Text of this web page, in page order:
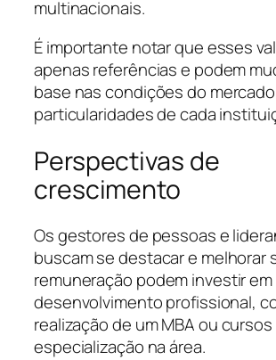
multinacionais.
É importante notar que esses
apenas referências e podem
base nas condições do
particularidades de cada
Perspectivas de
crescimento
Os gestores de pessoas e
buscam se destacar e melhorar
remuneração podem investir
desenvolvimento profissional,
realização de um MBA ou
especialização na área.